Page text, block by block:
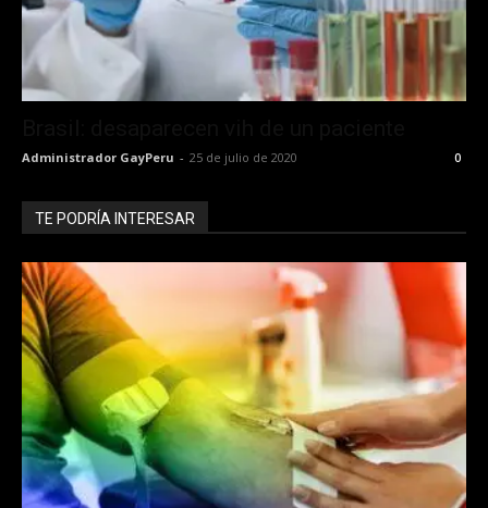
Administrador GayPeru - 25 de julio de 2020 0
TE PODRÍA INTERESAR